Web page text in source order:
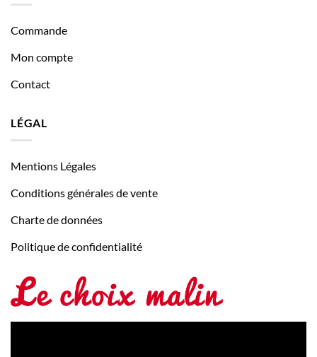
Commande
Mon compte
Contact
LÉGAL
Mentions Légales
Conditions générales de vente
Charte de données
Politique de confidentialité